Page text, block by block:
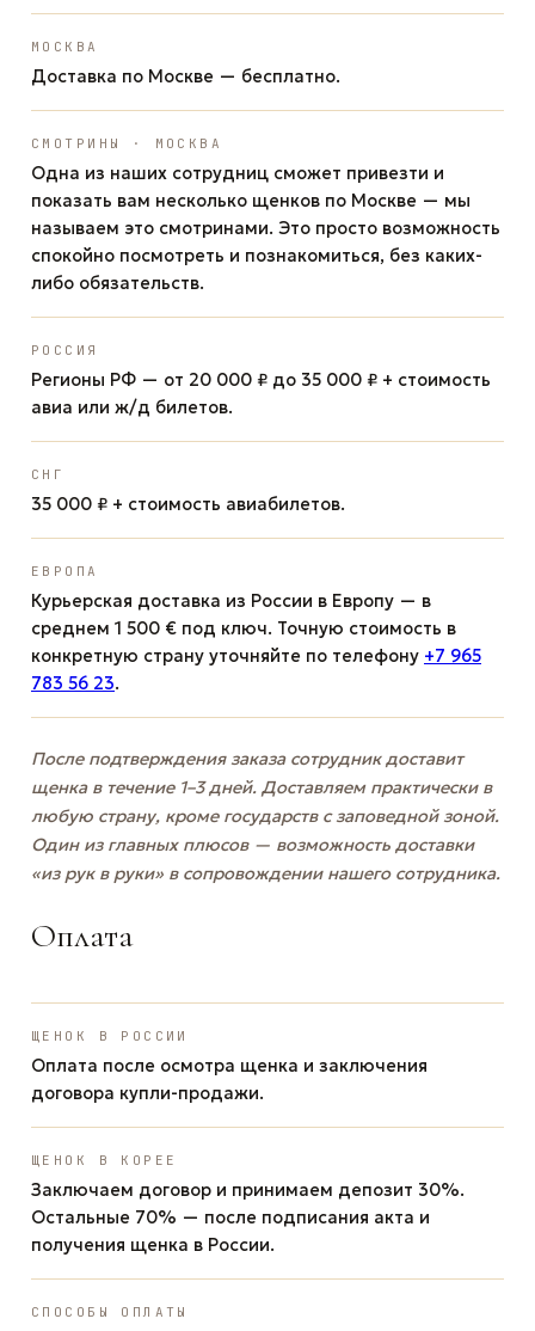
МОСКВА
Доставка по Москве — бесплатно.
СМОТРИНЫ · МОСКВА
Одна из наших сотрудниц сможет привезти и
показать вам несколько щенков по Москве — мы
называем это смотринами. Это просто возможность
спокойно посмотреть и познакомиться, без каких-
либо обязательств.
РОССИЯ
Регионы РФ — от 20 000 ₽ до 35 000 ₽ + стоимость
авиа или ж/д билетов.
СНГ
35 000 ₽ + стоимость авиабилетов.
ЕВРОПА
Курьерская доставка из России в Европу — в
среднем 1 500 € под ключ. Точную стоимость в
конкретную страну уточняйте по телефону +7 965
783 56 23.
После подтверждения заказа сотрудник доставит
щенка в течение 1–3 дней. Доставляем практически в
любую страну, кроме государств с заповедной зоной.
Один из главных плюсов — возможность доставки
«из рук в руки» в сопровождении нашего сотрудника.
Оплата
ЩЕНОК В РОССИИ
Оплата после осмотра щенка и заключения
договора купли-продажи.
ЩЕНОК В КОРЕЕ
Заключаем договор и принимаем депозит 30%.
Остальные 70% — после подписания акта и
получения щенка в России.
СПОСОБЫ ОПЛАТЫ